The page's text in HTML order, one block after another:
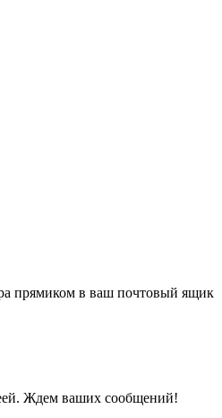
прямиком в ваш почтовый ящик
Ждем ваших сообщений!